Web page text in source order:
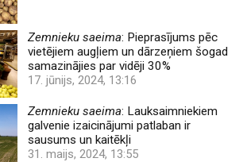
Zemnieku saeima: Pieprasījums pēc
vietējiem augļiem un dārzeņiem šogad
samazinājies par vidēji 30%
17. jūnijs, 2024, 13:16
Zemnieku saeima: Lauksaimniekiem
galvenie izaicinājumi patlaban ir
sausums un kaitēkļi
31. maijs, 2024, 13:55